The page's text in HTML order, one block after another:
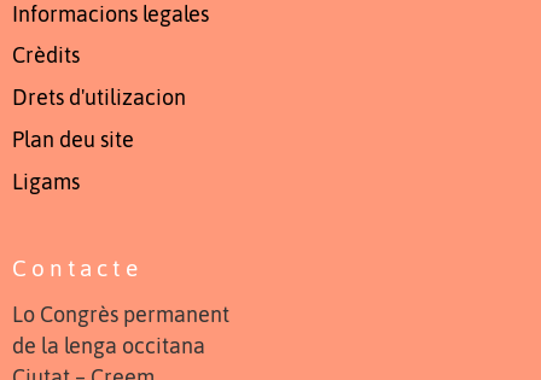
Informacions legales
Crèdits
Drets d'utilizacion
Plan deu site
Ligams
Contacte
Lo Congrès permanent
de la lenga occitana